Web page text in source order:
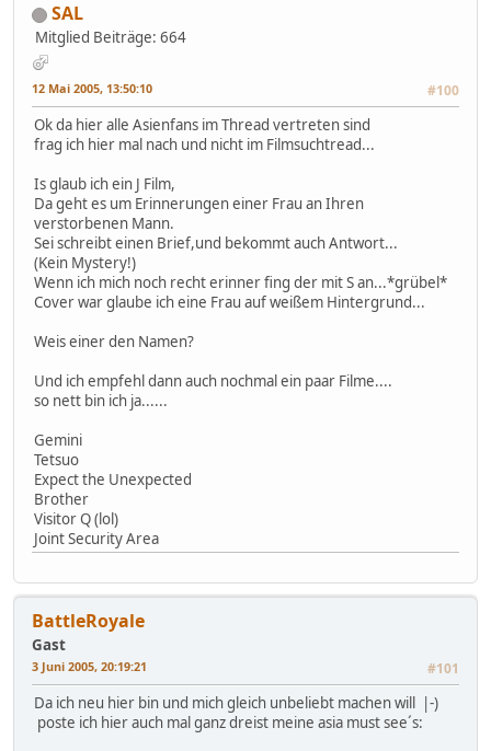
SAL
Mitglied Beiträge: 664
12 Mai 2005, 13:50:10 #100
Ok da hier alle Asienfans im Thread vertreten sind
frag ich hier mal nach und nicht im Filmsuchtread...
Is glaub ich ein J Film,
Da geht es um Erinnerungen einer Frau an Ihren
verstorbenen Mann.
Sei schreibt einen Brief,und bekommt auch Antwort...
(Kein Mystery!)
Wenn ich mich noch recht erinner fing der mit S an...*grübel*
Cover war glaube ich eine Frau auf weißem Hintergrund...
Weis einer den Namen?
Und ich empfehl dann auch nochmal ein paar Filme....
so nett bin ich ja......
Gemini
Tetsuo
Expect the Unexpected
Brother
Visitor Q (lol)
Joint Security Area
BattleRoyale
Gast
3 Juni 2005, 20:19:21 #101
Da ich neu hier bin und mich gleich unbeliebt machen will |-)
poste ich hier auch mal ganz dreist meine asia must see´s: